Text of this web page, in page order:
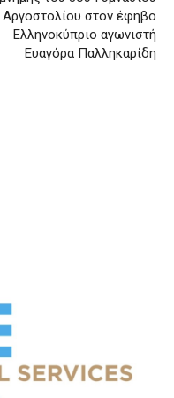
Αργοστολίου στον έφηβο
Ελληνοκύπριο αγωνιστή
Ευαγόρα Παλληκαρίδη